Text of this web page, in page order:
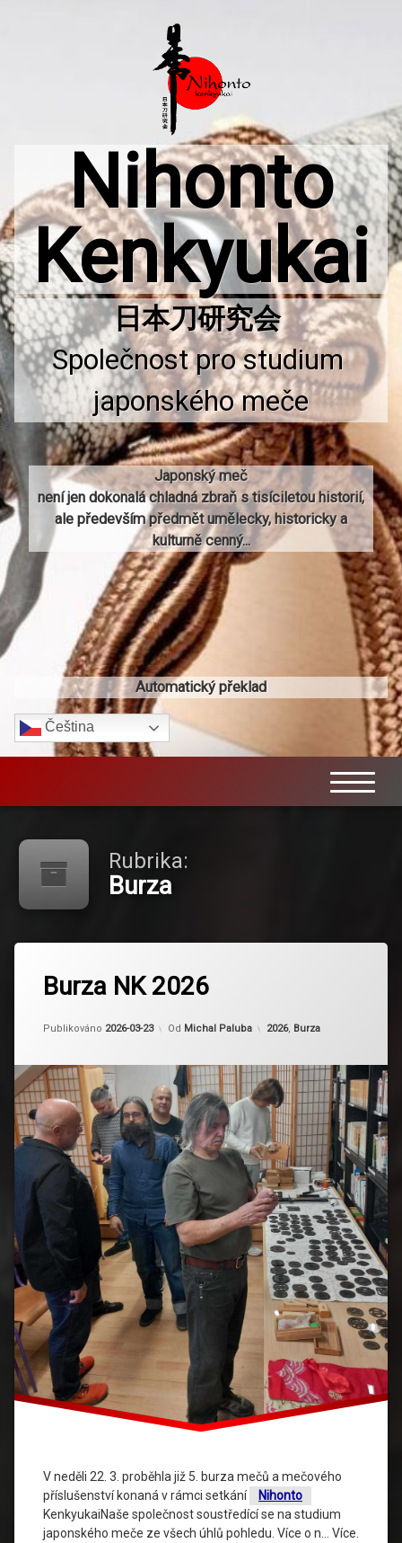
Nihonto
Kenkyukai
Společnost pro studium
japonského meče
Japonský meč
není jen dokonalá chladná zbraň s tisíciletou historií,
ale především předmět umělecky, historicky a
kulturně cenný...
Automatický překlad
Čeština‎
Rubrika:
Burza
Burza NK 2026
Publikováno 2026-03-23 Od Michal Paluba Kategorie:
2026, Burza
V neděli 22. 3. proběhla již 5. burza mečů a mečového
příslušenství konaná v rámci setkání
Nihonto
KenkyukaiNaše společnost soustředící se na studium
japonského meče ze všech úhlů pohledu. Více o n… Více.